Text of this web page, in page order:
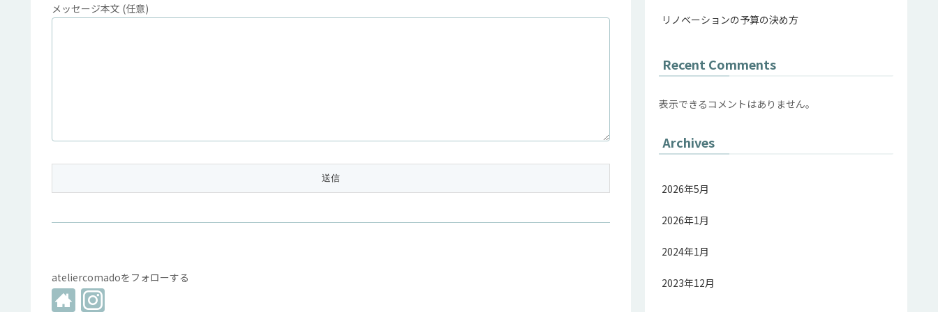
メッセージ本文 (任意)
ateliercomadoをフォローする
リノベーションの予算の決め方
Recent Comments
表示できるコメントはありません。
Archives
2026年5月
2026年1月
2024年1月
2023年12月